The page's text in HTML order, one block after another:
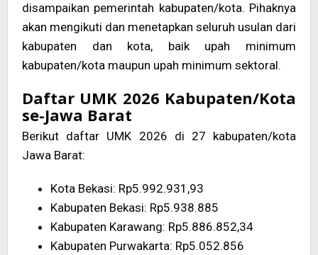
disampaikan pemerintah kabupaten/kota. Pihaknya
akan mengikuti dan menetapkan seluruh usulan dari
kabupaten dan kota, baik upah minimum
kabupaten/kota maupun upah minimum sektoral.
Daftar UMK 2026 Kabupaten/Kota
se-Jawa Barat
Berikut daftar UMK 2026 di 27 kabupaten/kota
Jawa Barat:
Kota Bekasi: Rp5.992.931,93
Kabupaten Bekasi: Rp5.938.885
Kabupaten Karawang: Rp5.886.852,34
Kabupaten Purwakarta: Rp5.052.856